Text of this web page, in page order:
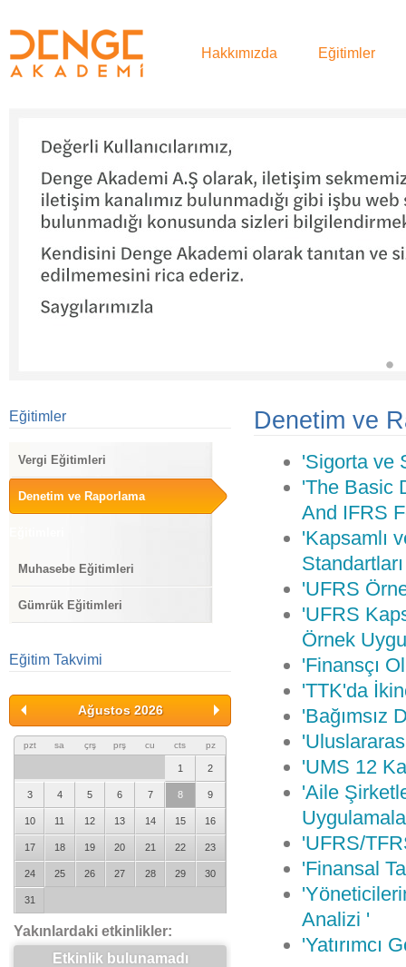
Hakkımızda Eğitimler
Eğitimler
Vergi Eğitimleri
Denetim ve Raporlama
Muhasebe Eğitimleri
Gümrük Eğitimleri
Eğitim Takvimi
Ağustos 2026
pzt sa çrş prş cu cts pz
1 2
3 4 5 6 7 8 9
10 11 12 13 14 15 16
17 18 19 20 21 22 23
24 25 26 27 28 29 30
31
Yakınlardaki etkinlikler:
Etkinlik bulunamadı
Denetim ve
'Sigorta ve
'The Basic
And IFRS
'Kapsamlı
'UFRS
'UFRS
Örnek
'Finansçı
'TTK'da
'Bağımsız
'UMS 12
'Aile
'UFRS/
'Finansal
Analizi '
'Yatırımcı